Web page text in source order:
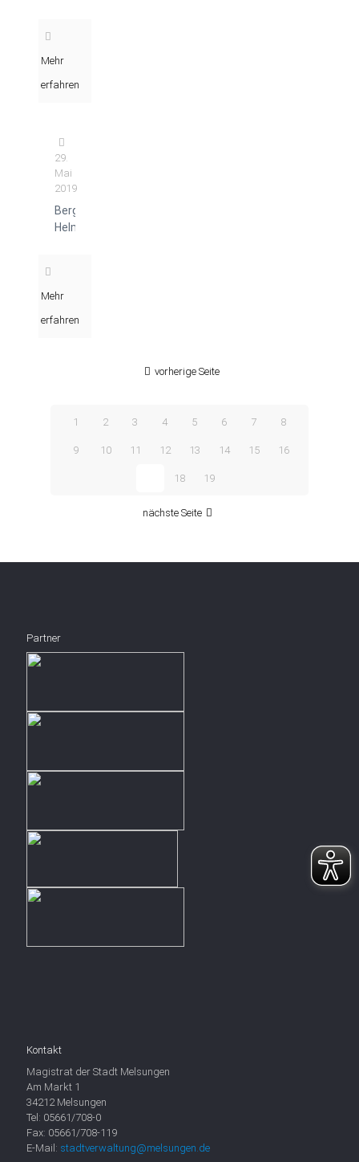
Mehr
erfahren
29.
Mai
2019
Berg
Helmut
Mehr
erfahren
vorherige Seite
1 2 3 4 5 6 7 8
9 10 11 12 13 14 15 16
18 19
nächste Seite
Partner
Kontakt
Magistrat der Stadt Melsungen
Am Markt 1
34212 Melsungen
Tel: 05661/708-0
Fax: 05661/708-119
E-Mail: stadtverwaltung@melsungen.de